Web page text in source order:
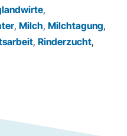
,
, Milch, Milchtagung,
, Rinderzucht,